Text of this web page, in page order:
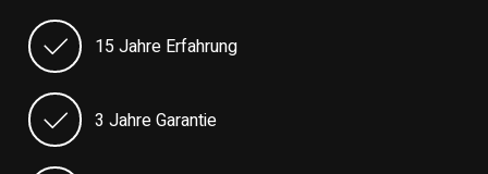
15 Jahre Erfahrung
3 Jahre Garantie